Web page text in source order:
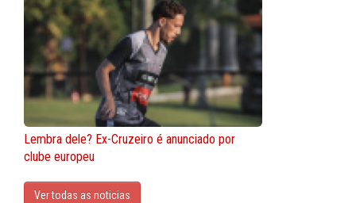
Lembra dele? Ex-Cruzeiro é anunciado por
clube europeu
Ver todas as noticias